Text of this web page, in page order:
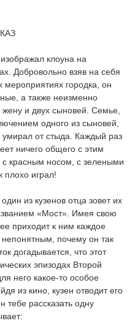
клоуна на
Добровольно взяв на себя
мероприятиях городка, он
а также неизменно
и двух сыновей. Семье,
одного из сыновей,
умирал от стыда. Каждый раз
ничего общего с этим
красным носом, с зелеными
плохо играл!
из кузенов отца зовет их
«Мост». Имея свою
приходит к ним каждое
непонятным, почему он так
догадывается, что этот
эпизодах Второй
него какое-то особое
из кино, кузен отводит его
тебе рассказать одну